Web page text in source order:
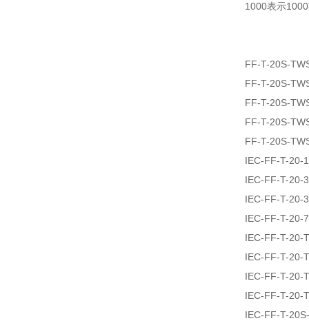
1000表示
FF-T-20S-
FF-T-20S-
FF-T-20S-
FF-T-20S-
FF-T-20S-
IEC-FF-T-20-
IEC-FF-T-20-
IEC-FF-T-20-
IEC-FF-T-20-
IEC-FF-T-20-
IEC-FF-T-20-
IEC-FF-T-20-
IEC-FF-T-20-
IEC-FF-T-